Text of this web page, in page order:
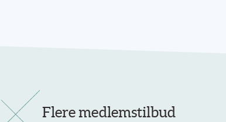
Flere medlemstilbud